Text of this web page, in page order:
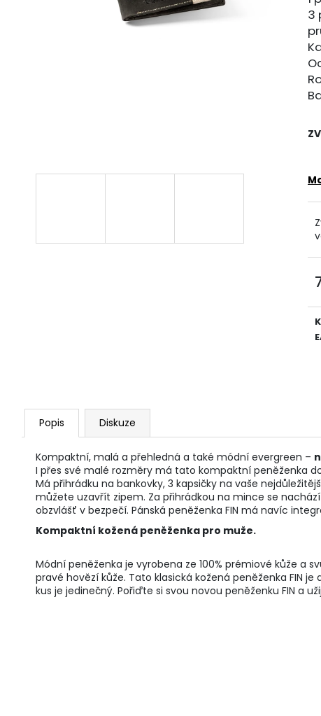
3
Popis Diskuze
Kompaktní, malá a přehledná a také módní evergreen –
I přes své malé rozměry má tato kompaktní peněženka
Má přihrádku na bankovky, 3 kapsičky na vaše
můžete uzavřít zipem. Za přihrádkou na mince se
obzvlášť v bezpečí. Pánská peněženka FIN má navíc
Kompaktní kožená peněženka pro muže.
Módní peněženka je vyrobena ze 100% prémiové kůže a
pravé hovězí kůže. Tato klasická kožená peněženka FIN
kus je jedinečný. Pořiďte si svou novou peněženku FIN a